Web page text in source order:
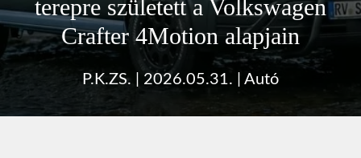
terepre született a Volkswagen
Crafter 4Motion alapjain
P.K.ZS. 2026.05.31. Autó